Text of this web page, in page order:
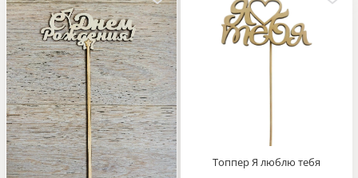
Топпер Я люблю тебя